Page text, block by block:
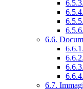
6.6.
6.7.